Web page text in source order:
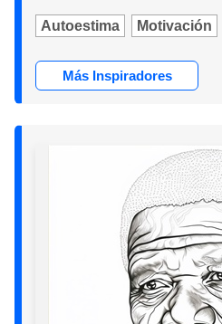
Autoestima Motivación
Más Inspiradores